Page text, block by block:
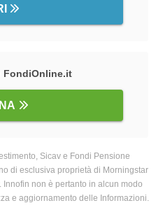
FondiOnline.it
Sicav e Fondi Pensione
di esclusiva proprietà di Morningstar
Innofin non è pertanto in alcun modo
e aggiornamento delle Informazioni.